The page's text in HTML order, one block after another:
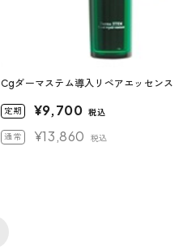
Cgダーマステム導入リペアエッセンス
定期 ¥9,700 税込
通常 ¥13,860 税込